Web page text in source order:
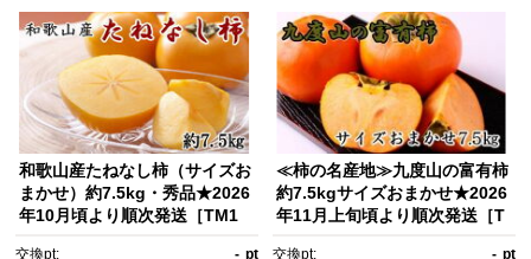
和歌山産たねなし柿（サイズお
まかせ）約7.5kg・秀品★2026
年10月頃より順次発送［TM1
交換pt: - pt
≪柿の名産地≫九度山の富有柿
約7.5kgサイズおまかせ★2026
年11月上旬頃より順次発送［T
交換pt: - pt